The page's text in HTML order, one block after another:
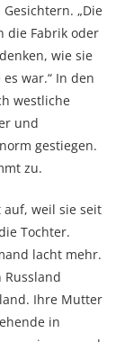
„Die
die Fabrik oder
wie sie
war.“ In den
westliche
und
gestiegen.
zu.
auf, weil sie seit
Tochter.
lacht mehr.
Russland
Ihre Mutter
in